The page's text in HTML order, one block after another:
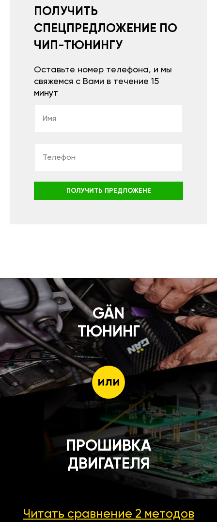
ПОЛУЧИТЬ
СПЕЦПРЕДЛОЖЕНИЕ ПО
ЧИП-ТЮНИНГУ
Оставьте номер телефона, и мы
свяжемся с Вами в течение 15
минут
ПОЛУЧИТЬ ПРЕДЛОЖЕНЕ
GÄN
ТЮНИНГ
или
ПРОШИВКА
ДВИГАТЕЛЯ
Читать сравнение 2 методов